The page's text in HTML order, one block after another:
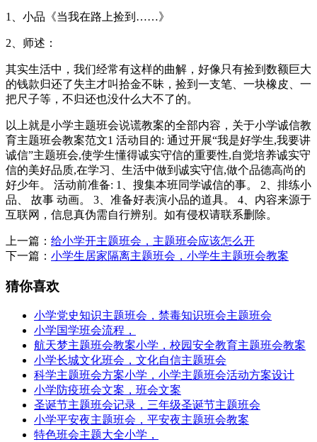
1、小品《当我在路上捡到……》
2、师述：
其实生活中，我们经常有这样的曲解，好像只有捡到数额巨大
的钱款归还了失主才叫拾金不昧，捡到一支笔、一块橡皮、一
把尺子等，不归还也没什么大不了的。
以上就是小学主题班会说谎教案的全部内容，关于小学诚信教
育主题班会教案范文1 活动目的: 通过开展“我是好学生,我要讲
诚信”主题班会,使学生懂得诚实守信的重要性,自觉培养诚实守
信的美好品质,在学习、生活中做到诚实守信,做个品德高尚的
好少年。 活动前准备: 1、搜集本班同学诚信的事。 2、排练小
品、 故事 动画。 3、准备好表演小品的道具。 4、内容来源于
互联网，信息真伪需自行辨别。如有侵权请联系删除。
上一篇： 给小学开主题班会，主题班会应该怎么开
下一篇： 小学生居家隔离主题班会，小学生主题班会教案
猜你喜欢
小学党史知识主题班会，禁毒知识班会主题班会
小学国学班会流程，
航天梦主题班会教案小学，校园安全教育主题班会教案
小学长城文化班会，文化自信主题班会
科学主题班会方案小学，小学主题班会活动方案设计
小学防疫班会文案，班会文案
圣诞节主题班会记录，三年级圣诞节主题班会
小学平安夜主题班会，平安夜主题班会教案
特色班会主题大全小学，